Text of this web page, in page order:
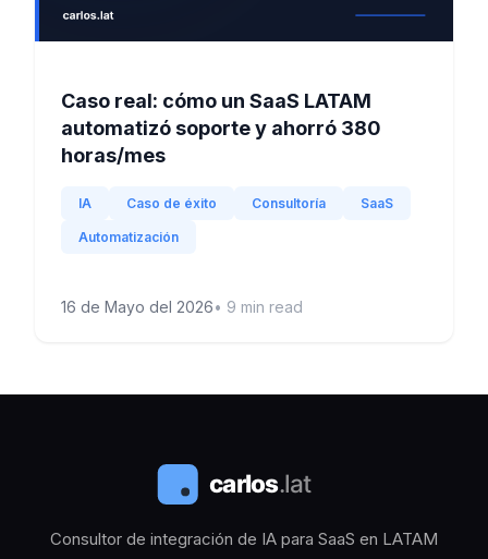
Caso real: cómo un SaaS LATAM
automatizó soporte y ahorró 380
horas/mes
IA Caso de éxito Consultoría SaaS
Automatización
16 de Mayo del 2026• 9 min read
Consultor de integración de IA para SaaS en LATAM